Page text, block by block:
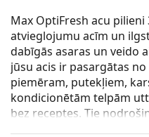
Max OptiFresh acu
atvieglojumu acīm un
dabīgās asaras un veido
jūsu acis ir pasargātas
piemēram, putekļiem,
kondicionētām telpām
bez receptes. Tie